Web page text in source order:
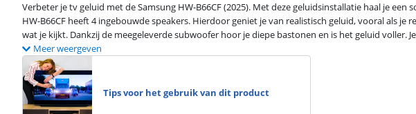
Verbeter je tv geluid met de Samsung HW-B66CF (2025). Met deze geluidsinstallatie haal je een
HW-B66CF heeft 4 ingebouwde speakers. Hierdoor geniet je van realistisch geluid, vooral als je
wat je kijkt. Dankzij de meegeleverde subwoofer hoor je diepe bastonen en is het geluid voller.
Meer weergeven
Tips voor het gebruik van dit product